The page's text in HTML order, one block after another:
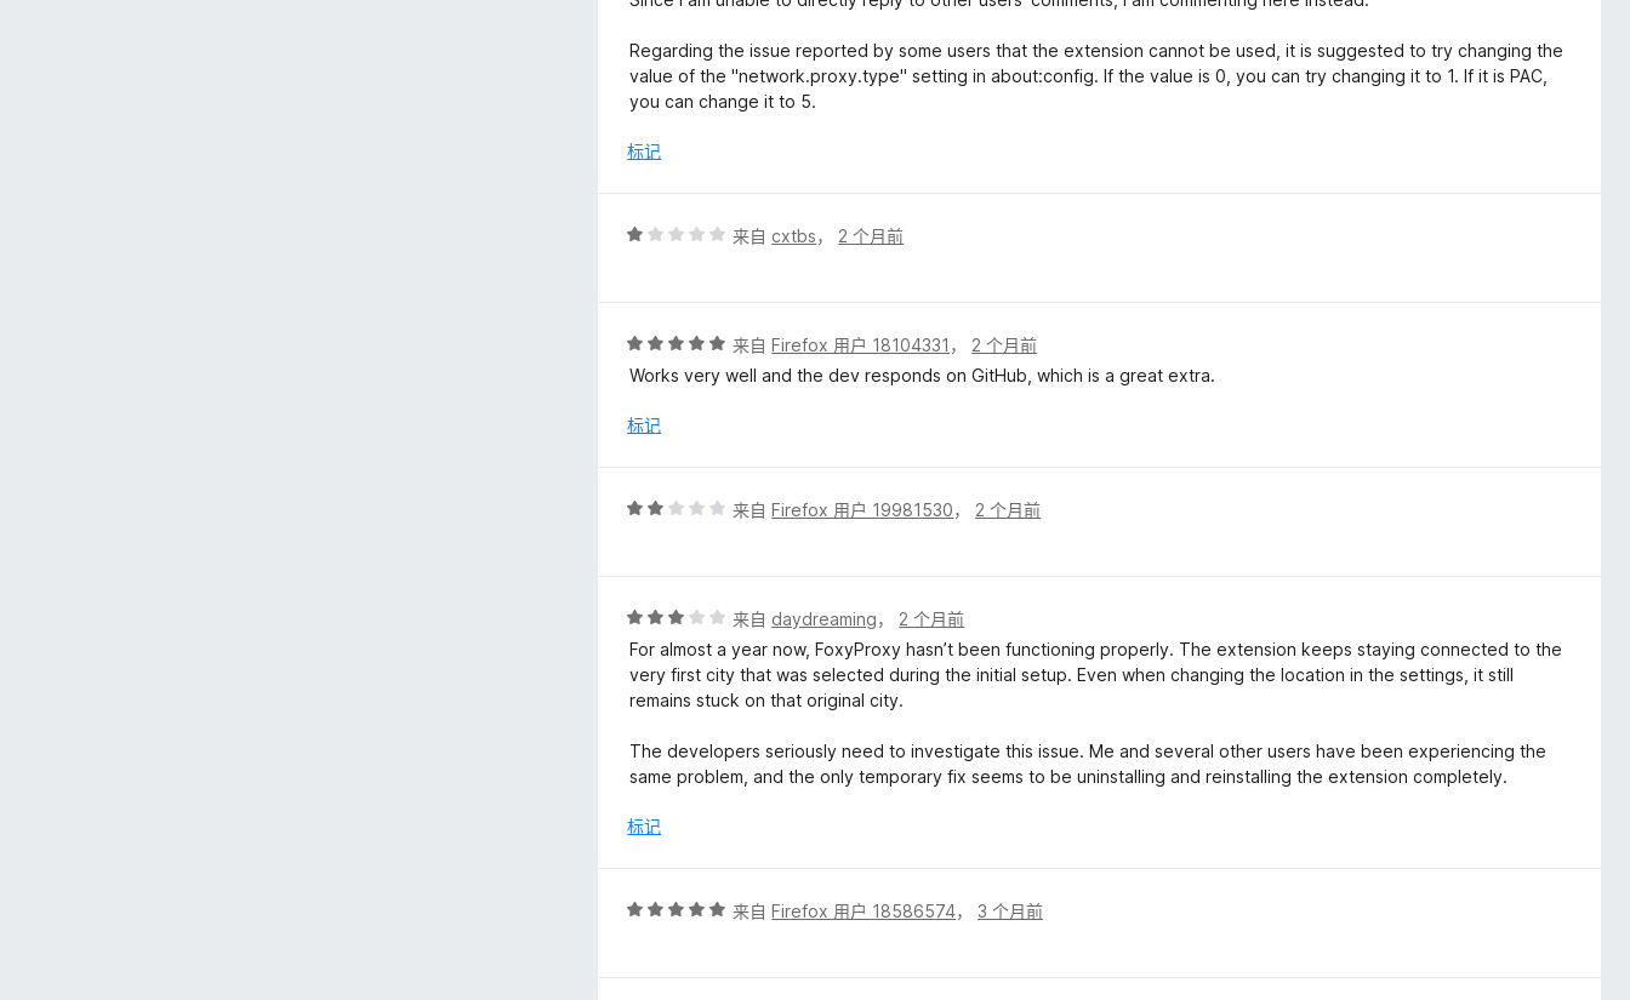
/
5
Regarding the issue reported by some users that the extension cannot be used, it is suggested to try changing the
value of the "network.proxy.type" setting in about:config. If the value is 0, you can try changing it to 1. If it is PAC,
you can change it to 5.
标记
评
5
来自 cxtbs， 2 个月前
评
分
/
来自Firefox 用户 18104331 ， 2 个月前
Works very well and the dev responds on GitHub, which is a great extra.
标记
评
5
来自Firefox 用户 19981530， 2 个月前
评
分
3
/
来自 daydreaming， 2 个月前
For almost a year now, FoxyProxy hasn’t been functioning properly. The extension keeps staying connected to the
very first city that was selected during the initial setup. Even when changing the location in the settings, it still
remains stuck on that original city.
The developers seriously need to investigate this issue. Me and several other users have been experiencing the
same problem, and the only temporary fix seems to be uninstalling and reinstalling the extension completely.
标记
评
来自Firefox 用户 18586574，3 个月前